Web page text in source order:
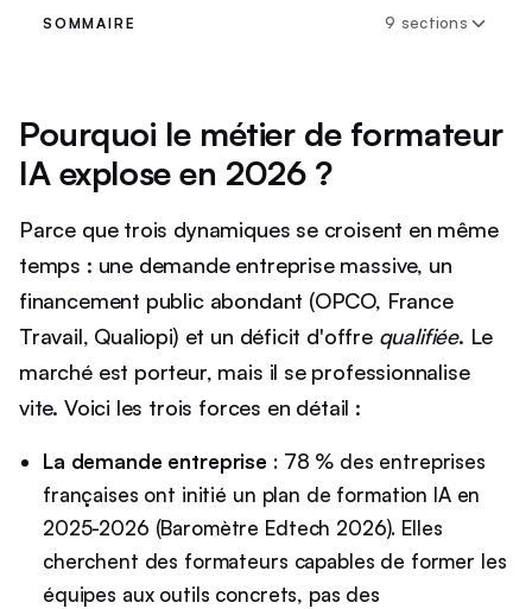
SOMMAIRE 9 sections
Pourquoi le métier de formateur
IA explose en 2026 ?
Parce que trois dynamiques se croisent en même
temps : une demande entreprise massive, un
financement public abondant (OPCO, France
Travail, Qualiopi) et un déficit d'offre qualifiée. Le
marché est porteur, mais il se professionnalise
vite. Voici les trois forces en détail :
La demande entreprise : 78 % des entreprises
françaises ont initié un plan de formation IA en
2025-2026 (Baromètre Edtech 2026). Elles
cherchent des formateurs capables de former les
équipes aux outils concrets, pas des